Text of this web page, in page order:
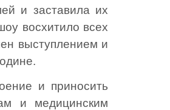
и заставила их
восхитило всех
выступлением и
и приносить
и медицинским